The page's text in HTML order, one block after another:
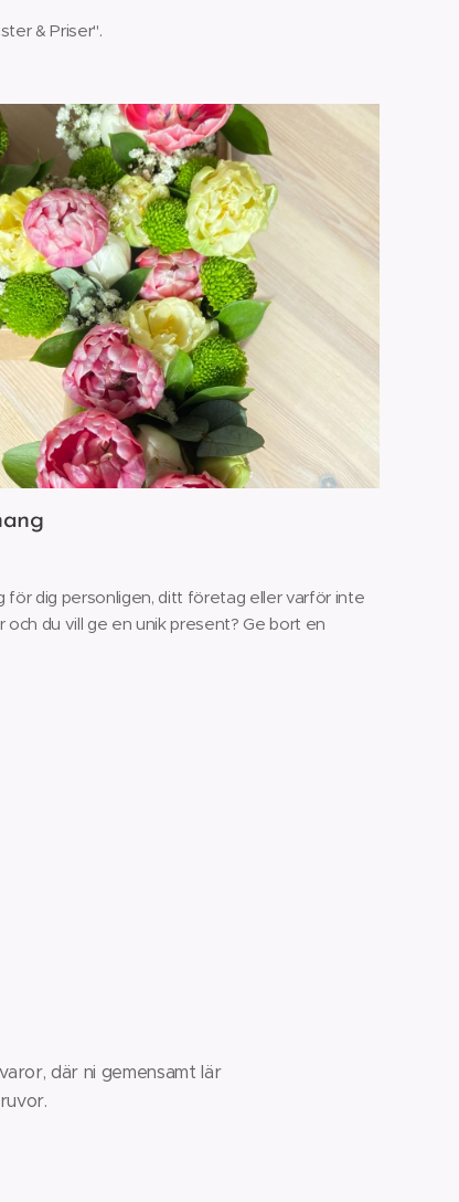
& Priser".
för dig personligen, ditt företag eller varför inte
du vill ge en unik present? Ge bort en
där ni gemensamt lär